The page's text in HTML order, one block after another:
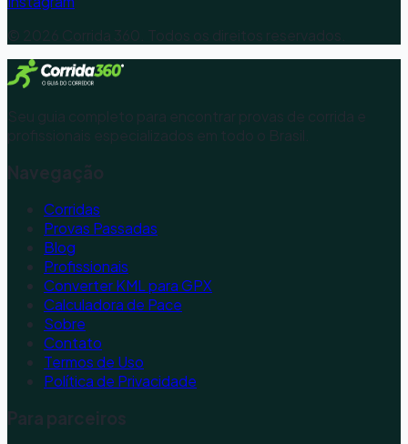
© 2026 Corrida 360. Todos os direitos reservados.
Seu guia completo para encontrar provas de corrida e
profissionais especializados em todo o Brasil.
Navegação
Corridas
Provas Passadas
Blog
Profissionais
Converter KML para GPX
Calculadora de Pace
Sobre
Contato
Termos de Uso
Política de Privacidade
Para parceiros